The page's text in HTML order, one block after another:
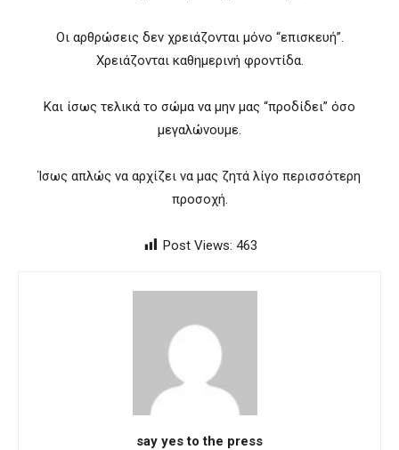
Οι αρθρώσεις δεν χρειάζονται μόνο “επισκευή”.
Χρειάζονται καθημερινή φροντίδα.
Και ίσως τελικά το σώμα να μην μας “προδίδει” όσο
μεγαλώνουμε.
Ίσως απλώς να αρχίζει να μας ζητά λίγο περισσότερη
προσοχή.
Post Views: 463
say yes to the press